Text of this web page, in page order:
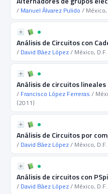
/ Manuel Álvarez Pulido / México,
Análisis de Circuitos con
/ David Báez López/ México,
Análisis de circuitos lineales
/ Francisco López Ferreras /
(2011)
Análisis de Circuitos por
/ David Báez López/ México,
Análisis de circuitos con
/ David Báez López/ México,